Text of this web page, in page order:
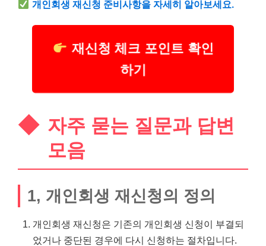
개인회생 재신청 준비사항을 자세히 알아보세요.
재신청 체크 포인트 확인
하기
자주 묻는 질문과 답변
모음
1, 개인회생 재신청의 정의
개인회생 재신청은 기존의 개인회생 신청이 부결되
었거나 중단된 경우에 다시 신청하는 절차입니다.